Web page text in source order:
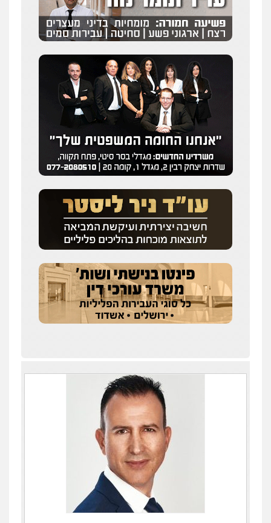
0505216700
אייל בן שושן, עורך דין פלילי
פלילי מעצרים וחקירות פשיעה חמורה
נוער רישום פלילי
0522763105
עו"ד שלומי שרון
צבאי מעצרים וחקירות